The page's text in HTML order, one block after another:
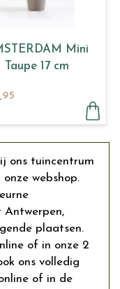
Mini
Taupe 17 cm
,95
ons tuincentrum
webshop.
Antwerpen,
plaatsen.
of in onze 2
ons volledig
of in de